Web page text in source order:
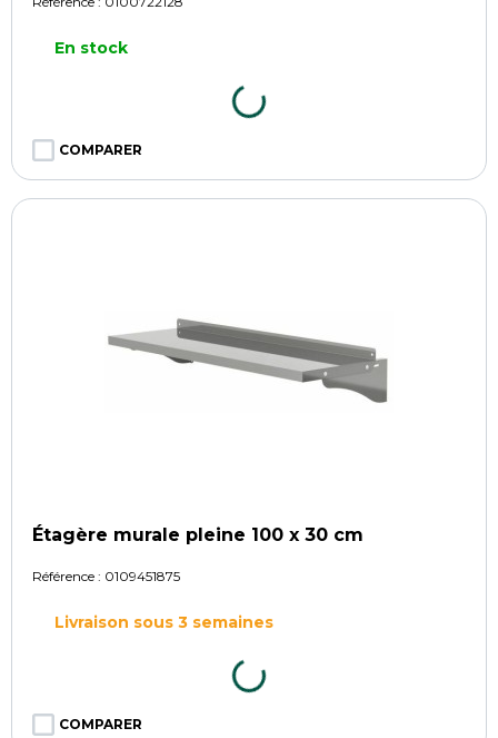
En stock
COMPARER
Étagère murale pleine 100 x 30 cm
Référence : 0109451875
Livraison sous 3 semaines
COMPARER